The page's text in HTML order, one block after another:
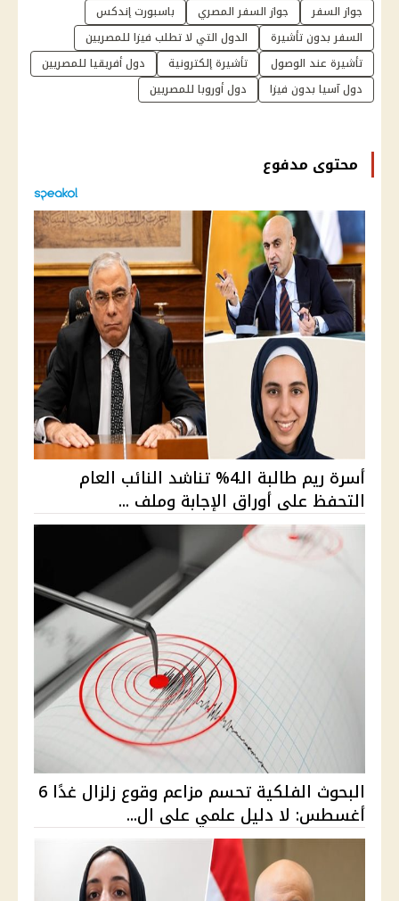
جواز السفر جواز السفر المصري
باسبورت إندكس
السفر بدون تأشيرة
الدول التي لا تطلب فيزا للمصريين
تأشيرة عند الوصول
تأشيرة إلكترونية
دول أفريقيا للمصريين
دول آسيا بدون فيزا
دول أوروبا للمصريين
محتوى مدفوع
أسرة ريم طالبة الـ4% تناشد النائب العام
التحفظ على أوراق الإجابة وملف ...
البحوث الفلكية تحسم مزاعم وقوع زلزال غدًا 6
أغسطس: لا دليل علمي على ال...